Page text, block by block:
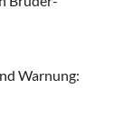
Warnung: